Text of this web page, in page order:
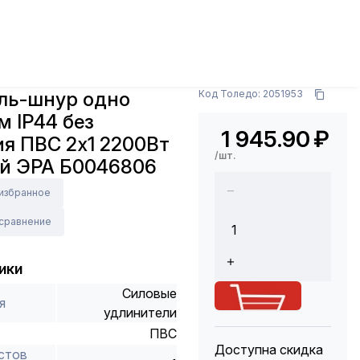
оранжевый ЭРА Б0046806
шнур одно
IP44 без
ПВС 2х1 2200Вт
ЭРА Б0046806
Силовые
удлинители
ПВС
Код Толедо: 2051953
1 945.90₽
/шт.
Доступна скидка